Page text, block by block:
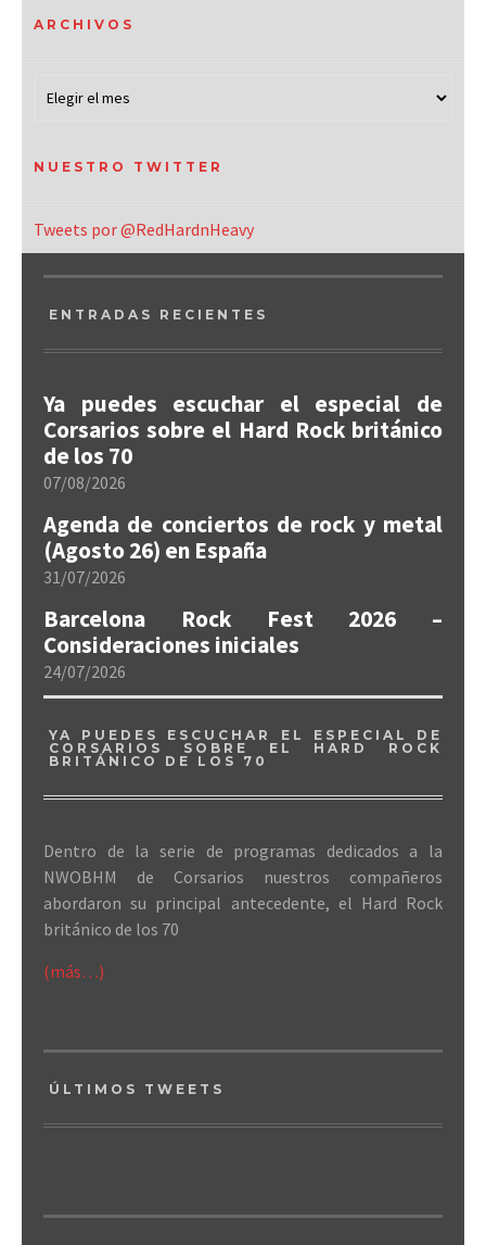
ARCHIVOS
NUESTRO TWITTER
Tweets por @RedHardnHeavy
ENTRADAS RECIENTES
Ya puedes escuchar el especial de
Corsarios sobre el Hard Rock británico
de los 70
07/08/2026
Agenda de conciertos de rock y metal
(Agosto 26) en España
31/07/2026
Barcelona Rock Fest 2026 –
Consideraciones iniciales
24/07/2026
YA PUEDES ESCUCHAR EL ESPECIAL DE
CORSARIOS SOBRE EL HARD ROCK
BRITÁNICO DE LOS 70
Dentro de la serie de programas dedicados a la
NWOBHM de Corsarios nuestros compañeros
abordaron su principal antecedente, el Hard Rock
británico de los 70
(más…)
ÚLTIMOS TWEETS